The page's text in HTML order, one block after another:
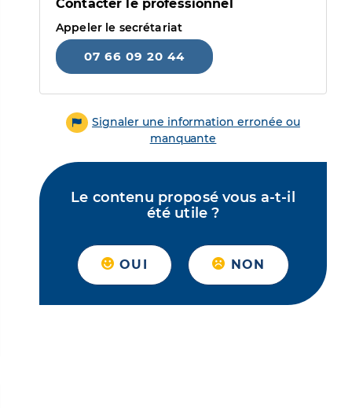
Contacter le professionnel
Appeler le secrétariat
07 66 09 20 44
Signaler une information erronée ou
manquante
Le contenu proposé vous a-t-il
été utile ?
OUI NON